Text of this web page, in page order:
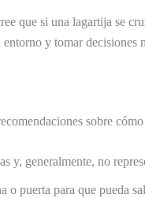
que si una lagartija se
y tomar decisiones
sobre
y, generalmente, no
o puerta para que pueda